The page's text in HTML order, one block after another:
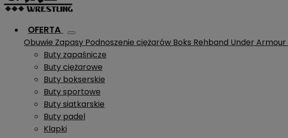
OFERTA
Obuwie Zapasy Podnoszenie ciężarów Boks Rehband Under Armour
Buty zapaśnicze
Buty ciężarowe
Buty bokserskie
Buty sportowe
Buty siatkarskie
Buty padel
Klapki